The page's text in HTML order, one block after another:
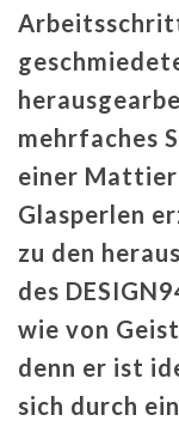
mehrfaches
einer
Glasperlen
zu den
des
wie von
denn er ist
sich durch